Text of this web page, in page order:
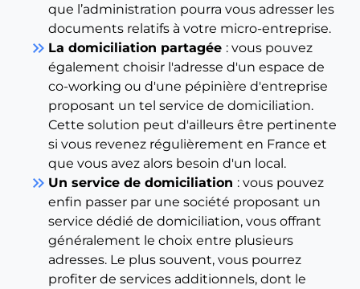
que l’administration pourra vous adresser les
documents relatifs à votre micro-entreprise.
keyboard_double_arrow_right La domiciliation partagée : vous pouvez
également choisir l'adresse d'un espace de
co-working ou d'une pépinière d'entreprise
proposant un tel service de domiciliation.
Cette solution peut d'ailleurs être pertinente
si vous revenez régulièrement en France et
que vous avez alors besoin d'un local.
keyboard_double_arrow_right Un service de domiciliation : vous pouvez
enfin passer par une société proposant un
service dédié de domiciliation, vous offrant
généralement le choix entre plusieurs
adresses. Le plus souvent, vous pourrez
profiter de services additionnels, dont le